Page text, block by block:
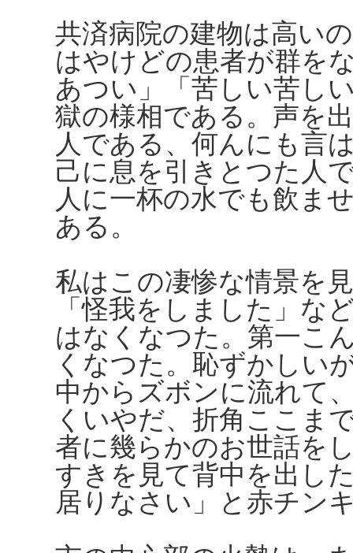
共済病院の建物は高い
はやけどの患者が群を
あつい」「苦しい苦し
獄の様相である。声を
人である、何んにも言
己に息を引きとつた人
人に一杯の水でも飲ま
ある。
私はこの凄惨な情景を
「怪我をしました」な
はなくなつた。第一こ
くなつた。恥ずかしい
中からズボンに流れて
くいやだ、折角ここま
者に幾らかのお世話を
すきを見て背中を出し
居りなさい」と赤チン